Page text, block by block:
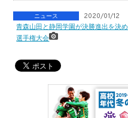
ニュース 2020/01/12
青森山田と静岡学園が決勝進出を決
選手権大会